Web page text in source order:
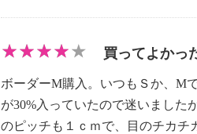
買ってよかっ
ボーダーM購入。いつもＳか、M
が30%入っていたので迷いました
のピッチも１ｃｍで、目のチカチ